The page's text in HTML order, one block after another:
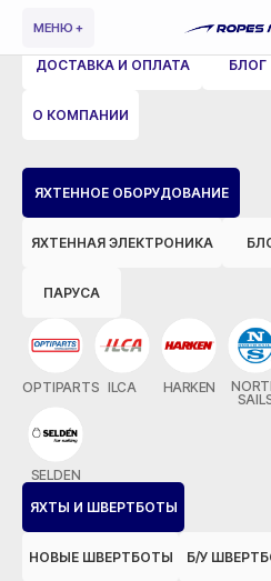
МЕНЮ +
ЯХТЕННОЕ ОБОРУДОВАНИЕ
ЯХТЕННАЯ ЭЛЕКТРОНИКА
ПАРУСА
OPTIPARTS ILCA HARKEN
SELDEN
ЯХТЫ И ШВЕРТБОТЫ
НОВЫЕ ШВЕРТБОТЫ Б/У
ДОСТАВКА И ОПЛАТА БЛОГ
О КОМПАНИИ